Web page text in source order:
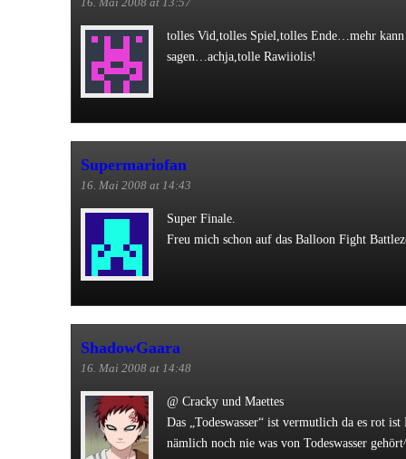
tolles Vid,tolles Spiel,tolles Ende…mehr kann
sagen…achja,tolle Rawiiolis!
Supermariofan
16. Mai 2008 at 14:43
Super Finale.
Freu mich schon auf das Balloon Fight
ShadowGaara
16. Mai 2008 at 14:48
@ Cracky und Maettes
Das „Todeswasser“ ist vermutlich da es rot
nämlich noch nie was von Todeswasser